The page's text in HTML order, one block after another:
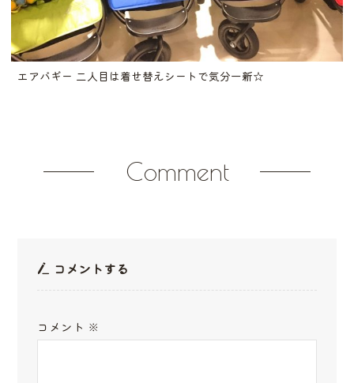
エアバギー 二人目は着せ替えシートで気分一新☆
Comment
コメントする
コメント ※